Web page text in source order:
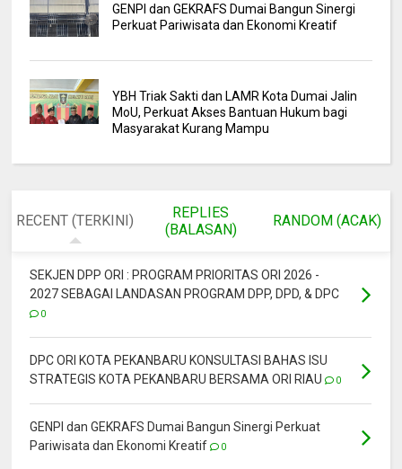
GENPI dan GEKRAFS Dumai Bangun Sinergi
Perkuat Pariwisata dan Ekonomi Kreatif
YBH Triak Sakti dan LAMR Kota Dumai Jalin
MoU, Perkuat Akses Bantuan Hukum bagi
Masyarakat Kurang Mampu
RECENT (TERKINI)
REPLIES
(BALASAN)
RANDOM (ACAK)
SEKJEN DPP ORI : PROGRAM PRIORITAS ORI 2026 -
2027 SEBAGAI LANDASAN PROGRAM DPP, DPD, & DPC
0
DPC ORI KOTA PEKANBARU KONSULTASI BAHAS ISU
STRATEGIS KOTA PEKANBARU BERSAMA ORI RIAU
0
GENPI dan GEKRAFS Dumai Bangun Sinergi Perkuat
Pariwisata dan Ekonomi Kreatif
0